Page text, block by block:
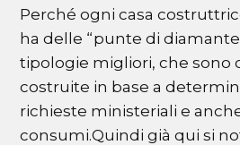
Perché ogni casa
ha delle “punte di
tipologie migliori, che sono
costruite in base a
richieste ministeriali e
consumi.Quindi già qui si